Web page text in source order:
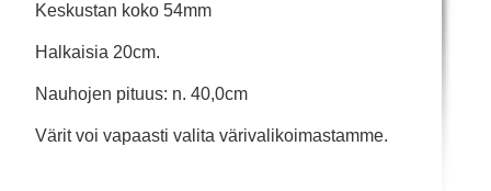
Keskustan koko 54mm
Halkaisia 20cm.
Nauhojen pituus: n. 40,0cm
Värit voi vapaasti valita värivalikoimastamme.